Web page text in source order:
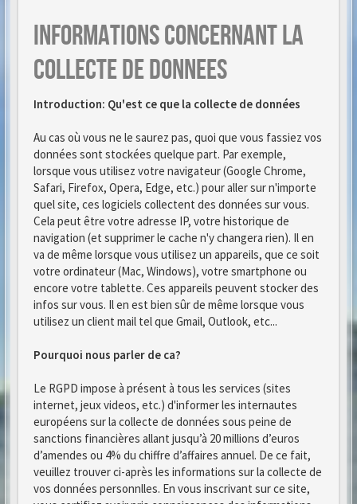
Informations concernant la
collecte de donnees
Introduction: Qu'est ce que la collecte de données
Au cas où vous ne le saurez pas, quoi que vous fassiez vos
données sont stockées quelque part. Par exemple,
lorsque vous utilisez votre navigateur (Google Chrome,
Safari, Firefox, Opera, Edge, etc.) pour aller sur n'importe
quel site, ces logiciels collectent des données sur vous.
Cela peut être votre adresse IP, votre historique de
navigation (et supprimer le cache n'y changera rien). Il en
va de même lorsque vous utilisez un appareils, que ce soit
votre ordinateur (Mac, Windows), votre smartphone ou
encore votre tablette. Ces appareils peuvent stocker des
infos sur vous. Il en est bien sûr de même lorsque vous
utilisez un client mail tel que Gmail, Outlook, etc...
Pourquoi nous parler de ca?
Le RGPD impose à présent à tous les services (sites
internet, jeux videos, etc.) d'informer les internautes
européens sur la collecte de données sous peine de
sanctions financières allant jusqu’à 20 millions d’euros
d’amendes ou 4% du chiffre d’affaires annuel. De ce fait,
veuillez trouver ci-après les informations sur la collecte de
vos données personnlles. En vous inscrivant sur ce site,